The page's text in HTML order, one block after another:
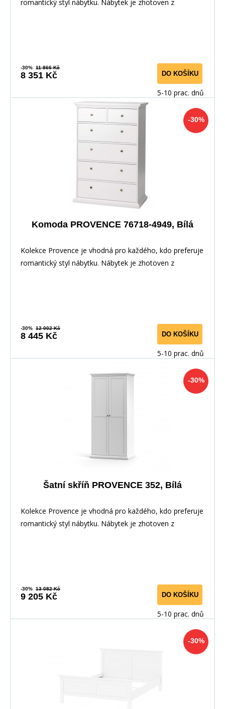
romantický styl nábytku. Nábytek je zhotoven z
-30% 11 866 Kč
8 351 Kč DO KOŠÍKU
5-10 prac. dnů
-30%
Komoda PROVENCE 76718-4949, Bílá
Kolekce Provence je vhodná pro každého, kdo preferuje
romantický styl nábytku. Nábytek je zhotoven z
-30% 12 002 Kč
8 445 Kč DO KOŠÍKU
5-10 prac. dnů
-30%
Šatní skříň PROVENCE 352, Bílá
Kolekce Provence je vhodná pro každého, kdo preferuje
romantický styl nábytku. Nábytek je zhotoven z
-30% 13 082 Kč
9 205 Kč DO KOŠÍKU
5-10 prac. dnů
-30%